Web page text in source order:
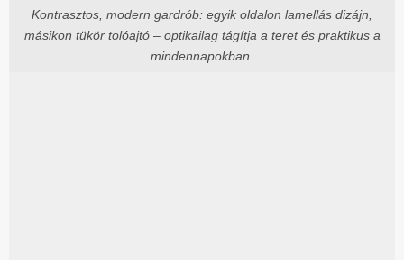
Kontrasztos, modern gardrób: egyik oldalon lamellás dizájn,
másikon tükör tolóajtó – optikailag tágítja a teret és praktikus a
mindennapokban.